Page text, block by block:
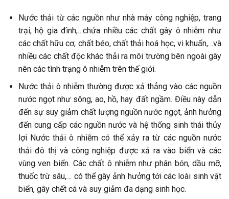
Nước thải từ các nguồn như nhà máy công nghiệp, trang
trại, hộ gia đình,…chứa nhiều các chất gây ô nhiễm như
các chất hữu cơ, chất béo, chất thải hoá học, vi khuẩn,…và
nhiều các chất độc khác thải ra môi trường bên ngoài gây
nên các tình trạng ô nhiễm trên thế giới.
Nước thải ô nhiễm thường được xả thẳng vào các nguồn
nước ngọt như sông, ao, hồ, hay đất ngầm. Điều này dẫn
đến sự suy giảm chất lượng nguồn nước ngọt, ảnh hưởng
đến cung cấp các nguồn nước và hệ thống sinh thái thủy
lợi Nước thải ô nhiễm có thể xảy ra từ các nguồn nước
thải đô thị và công nghiệp được xả ra vào biển và các
vùng ven biển. Các chất ô nhiễm như phân bón, dầu mỡ,
thuốc trừ sâu,… có thể gây ảnh hưởng tới các loài sinh vật
biển, gây chết cá và suy giảm đa dạng sinh học.